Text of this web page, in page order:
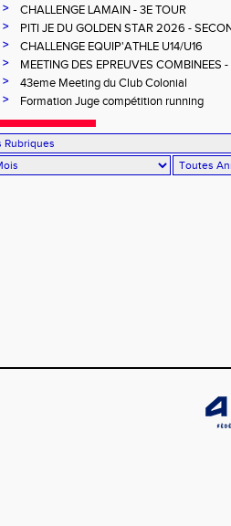
>
CHALLENGE LAMAIN - 3E TOUR
>
PITI JE DU GOLDEN STAR 2026 -
>
CHALLENGE EQUIP'ATHLE U14/U16
>
MEETING DES EPREUVES
Salée
>
43eme Meeting du Club Colonial
> Formation Juge compétition running